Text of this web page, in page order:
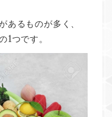
あるものが多く、
1つです。